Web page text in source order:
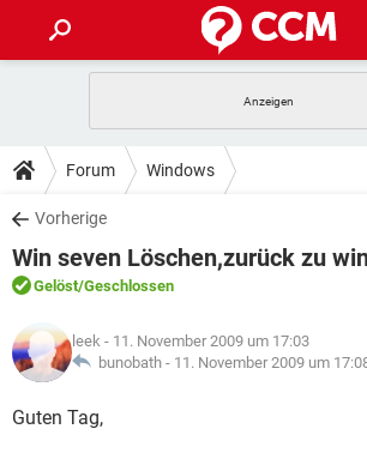
ANDROID
WINDOWS 10
WHATSAPP TIKTOK
FACEBOOK
TIPPS & TRICKS
SPIELE
WINDOWS 10
FACEBOOK HARDWARE
DOWNLOADS
SPIELE STREAMING
ANDROID
WINDOWS 10 INSTAGRAM
WHATSAPP
FACEBOOK
FORUM
ANDROID IOS
LEXIKON
SPIELE
ANDROID
Forum Windows
Vorherige
Win seven Löschen,zurück zu
Gelöst/Geschlossen
leek - 11. November 2009 um 17:03
bunobath - 11. November 2009 um
Guten Tag,